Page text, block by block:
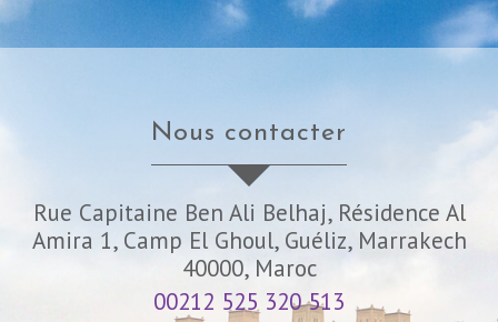
nous contacter
Rue Capitaine Ben Ali Belhaj, Résidence Al
Amira 1, Camp El Ghoul, Guéliz, Marrakech
40000, Maroc
00212 525 320 513